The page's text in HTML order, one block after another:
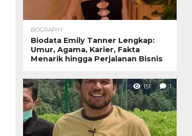
BIOGRAPHY
Biodata Emily Tanner Lengkap:
Umur, Agama, Karier, Fakta
Menarik hingga Perjalanan Bisnis
151 1